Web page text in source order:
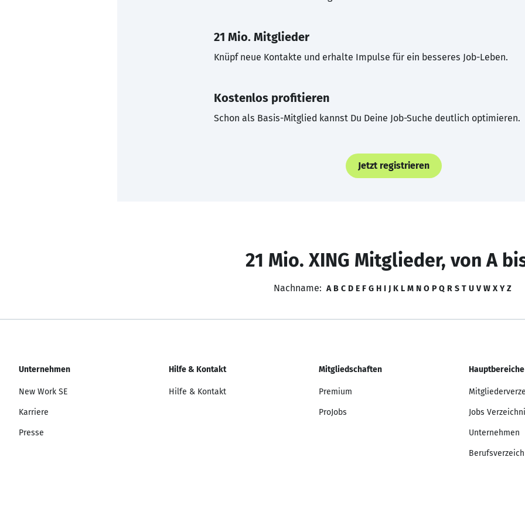
21 Mio. Mitglieder
Knüpf neue Kontakte und erhalte Impulse für ein besseres Job-Leben.
Kostenlos profitieren
Schon als Basis-Mitglied kannst Du Deine Job-Suche deutlich optimieren.
Jetzt registrieren
21 Mio. XING Mitglieder, von A
Nachname: A B C D E F G H I J K L M N O P Q R S T U V W X Y Z
Unternehmen
New Work SE
Karriere
Presse
Hilfe & Kontakt
Hilfe & Kontakt
Mitgliedschaften
Premium
ProJobs
Hauptbereiche
Jobs
Unternehmen